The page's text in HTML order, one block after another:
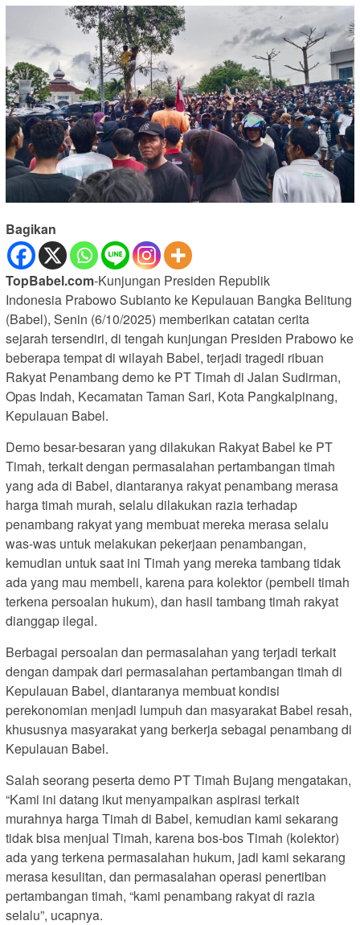
Bagikan
TopBabel.com-Kunjungan Presiden Republik
Indonesia Prabowo Subianto ke Kepulauan Bangka Belitung
(Babel), Senin (6/10/2025) memberikan catatan cerita
sejarah tersendiri, di tengah kunjungan Presiden Prabowo ke
beberapa tempat di wilayah Babel, terjadi tragedi ribuan
Rakyat Penambang demo ke PT Timah di Jalan Sudirman,
Opas Indah, Kecamatan Taman Sari, Kota Pangkalpinang,
Kepulauan Babel.
Demo besar-besaran yang dilakukan Rakyat Babel ke PT
Timah, terkait dengan permasalahan pertambangan timah
yang ada di Babel, diantaranya rakyat penambang merasa
harga timah murah, selalu dilakukan razia terhadap
penambang rakyat yang membuat mereka merasa selalu
was-was untuk melakukan pekerjaan penambangan,
kemudian untuk saat ini Timah yang mereka tambang tidak
ada yang mau membeli, karena para kolektor (pembeli timah
terkena persoalan hukum), dan hasil tambang timah rakyat
dianggap ilegal.
Berbagai persoalan dan permasalahan yang terjadi terkait
dengan dampak dari permasalahan pertambangan timah di
Kepulauan Babel, diantaranya membuat kondisi
perekonomian menjadi lumpuh dan masyarakat Babel resah,
khususnya masyarakat yang berkerja sebagai penambang di
Kepulauan Babel.
Salah seorang peserta demo PT Timah Bujang mengatakan,
“Kami ini datang ikut menyampaikan aspirasi terkait
murahnya harga Timah di Babel, kemudian kami sekarang
tidak bisa menjual Timah, karena bos-bos Timah (kolektor)
ada yang terkena permasalahan hukum, jadi kami sekarang
merasa kesulitan, dan permasalahan operasi penertiban
pertambangan timah, “kami penambang rakyat di razia
selalu”, ucapnya.